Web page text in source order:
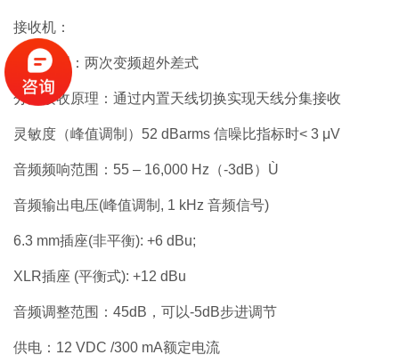
接收机：
接收原理：两次变频超外差式
分集接收原理：通过内置天线切换实现天线分集接收
灵敏度（峰值调制）52 dBarms 信噪比指标时< 3 μV
音频频响范围：55 – 16,000 Hz（-3dB）Ù
音频输出电压(峰值调制, 1 kHz 音频信号)
6.3 mm插座(非平衡): +6 dBu;
XLR插座 (平衡式): +12 dBu
音频调整范围：45dB，可以-5dB步进调节
供电：12 VDC /300 mA额定电流